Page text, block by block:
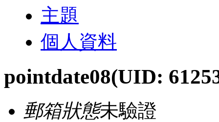
主題
個人資料
pointdate08(UID:
郵箱狀態未驗證